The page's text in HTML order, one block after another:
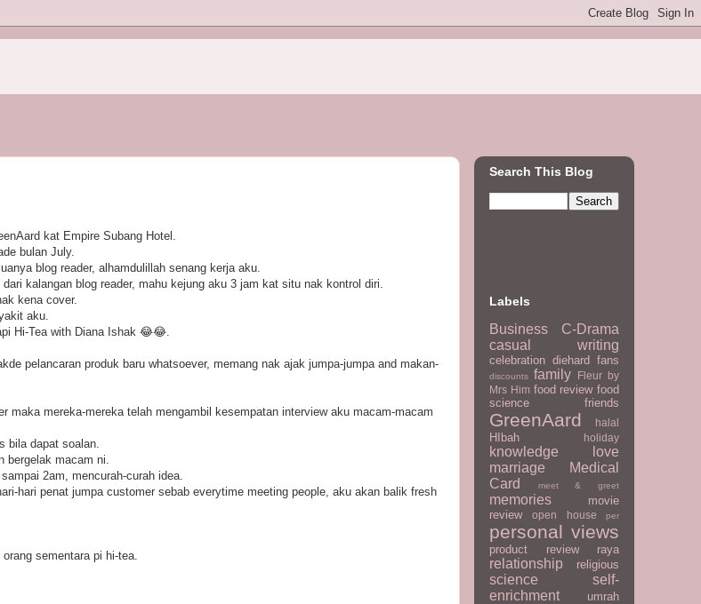
kat Empire Subang Hotel.
bulan July.
blog reader, alhamdulillah senang kerja aku.
kalangan blog reader, mahu kejung aku 3 jam kat situ nak kontrol diri.
kena cover.
aku.
Hi-Tea with Diana Ishak 😂😂.
pelancaran produk baru whatsoever, memang nak ajak jumpa-jumpa and makan-
maka mereka-mereka telah mengambil kesempatan interview aku macam-macam
bila dapat soalan.
bergelak macam ni.
2am, mencurah-curah idea.
hari penat jumpa customer sebab everytime meeting people, aku akan balik fresh
sementara pi hi-tea.
Search This Blog
Labels
Business
C-Drama
casual writing
celebration diehard fans
discounts family
Fleur by
Mrs Him food review food
science
friends
GreenAard halal
HIbah holiday
knowledge
love
marriage
Medical
Card
meet & greet
memories
movie
review
open house per
personal views
product review raya
relationship religious
science
self-
enrichment
umrah